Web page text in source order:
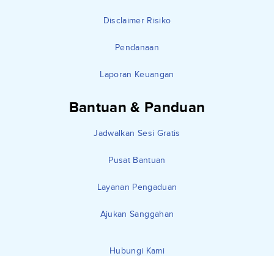
Disclaimer Risiko
Pendanaan
Laporan Keuangan
Bantuan & Panduan
Jadwalkan Sesi Gratis
Pusat Bantuan
Layanan Pengaduan
Ajukan Sanggahan
Hubungi Kami